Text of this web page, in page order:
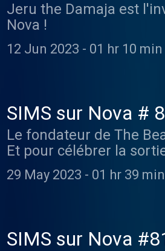
Jeru the Damaja est
Nova !
12 Jun 2023 - 01 hr 10
SIMS sur Nova #
Le fondateur de The
Et pour célébrer la
exclusif !
29 May 2023 - 01 hr 39
SIMS sur Nova